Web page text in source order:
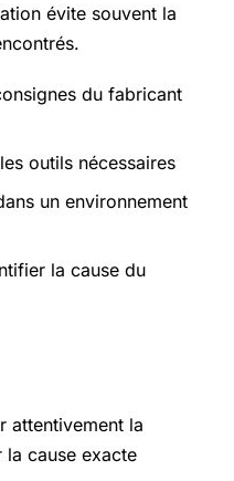
évite souvent la
du fabricant
outils nécessaires
un environnement
la cause du
attentivement la
cause exacte